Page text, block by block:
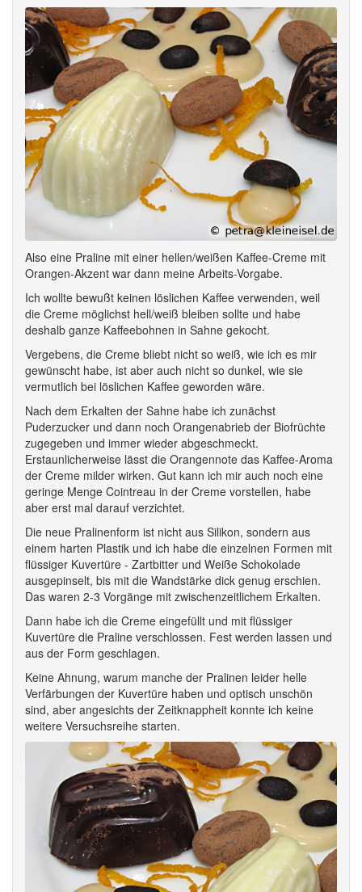
Also eine Praline mit einer hellen/weißen Kaffee-Creme mit
Orangen-Akzent war dann meine Arbeits-Vorgabe.
Ich wollte bewußt keinen löslichen Kaffee verwenden, weil
die Creme möglichst hell/weiß bleiben sollte und habe
deshalb ganze Kaffeebohnen in Sahne gekocht.
Vergebens, die Creme bliebt nicht so weiß, wie ich es mir
gewünscht habe, ist aber auch nicht so dunkel, wie sie
vermutlich bei löslichen Kaffee geworden wäre.
Nach dem Erkalten der Sahne habe ich zunächst
Puderzucker und dann noch Orangenabrieb der Biofrüchte
zugegeben und immer wieder abgeschmeckt.
Erstaunlicherweise lässt die Orangennote das Kaffee-Aroma
der Creme milder wirken. Gut kann ich mir auch noch eine
geringe Menge Cointreau in der Creme vorstellen, habe
aber erst mal darauf verzichtet.
Die neue Pralinenform ist nicht aus Silikon, sondern aus
einem harten Plastik und ich habe die einzelnen Formen mit
flüssiger Kuvertüre - Zartbitter und Weiße Schokolade
ausgepinselt, bis mit die Wandstärke dick genug erschien.
Das waren 2-3 Vorgänge mit zwischenzeitlichem Erkalten.
Dann habe ich die Creme eingefüllt und mit flüssiger
Kuvertüre die Praline verschlossen. Fest werden lassen und
aus der Form geschlagen.
Keine Ahnung, warum manche der Pralinen leider helle
Verfärbungen der Kuvertüre haben und optisch unschön
sind, aber angesichts der Zeitknappheit konnte ich keine
weitere Versuchsreihe starten.